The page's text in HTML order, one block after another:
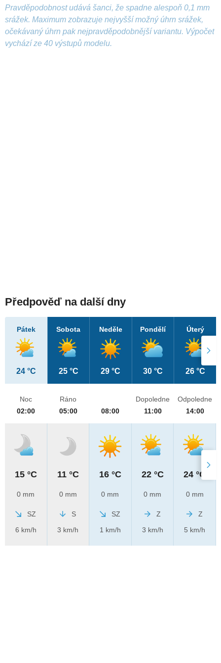
Pravděpodobnost udává šanci, že spadne alespoň 0,1 mm
srážek. Maximum zobrazuje nejvyšší možný úhrn srážek,
očekávaný úhrn pak nejpravděpodobnější variantu. Výpočet
vychází ze 40 výstupů modelu.
Předpověď na další dny
Pátek
24 °C
Sobota
25 °C
Neděle
29 °C
Pondělí
30 °C
Úterý
26 °C
Noc
02:00
15 °C
0 mm
SZ
6 km/h
Ráno
05:00
11 °C
0 mm
S
3 km/h
08:00
16 °C
0 mm
SZ
1 km/h
Dopoledne
11:00
22 °C
0 mm
Z
3 km/h
Odpoledne
14:00
24 °C
0 mm
Z
5 km/h